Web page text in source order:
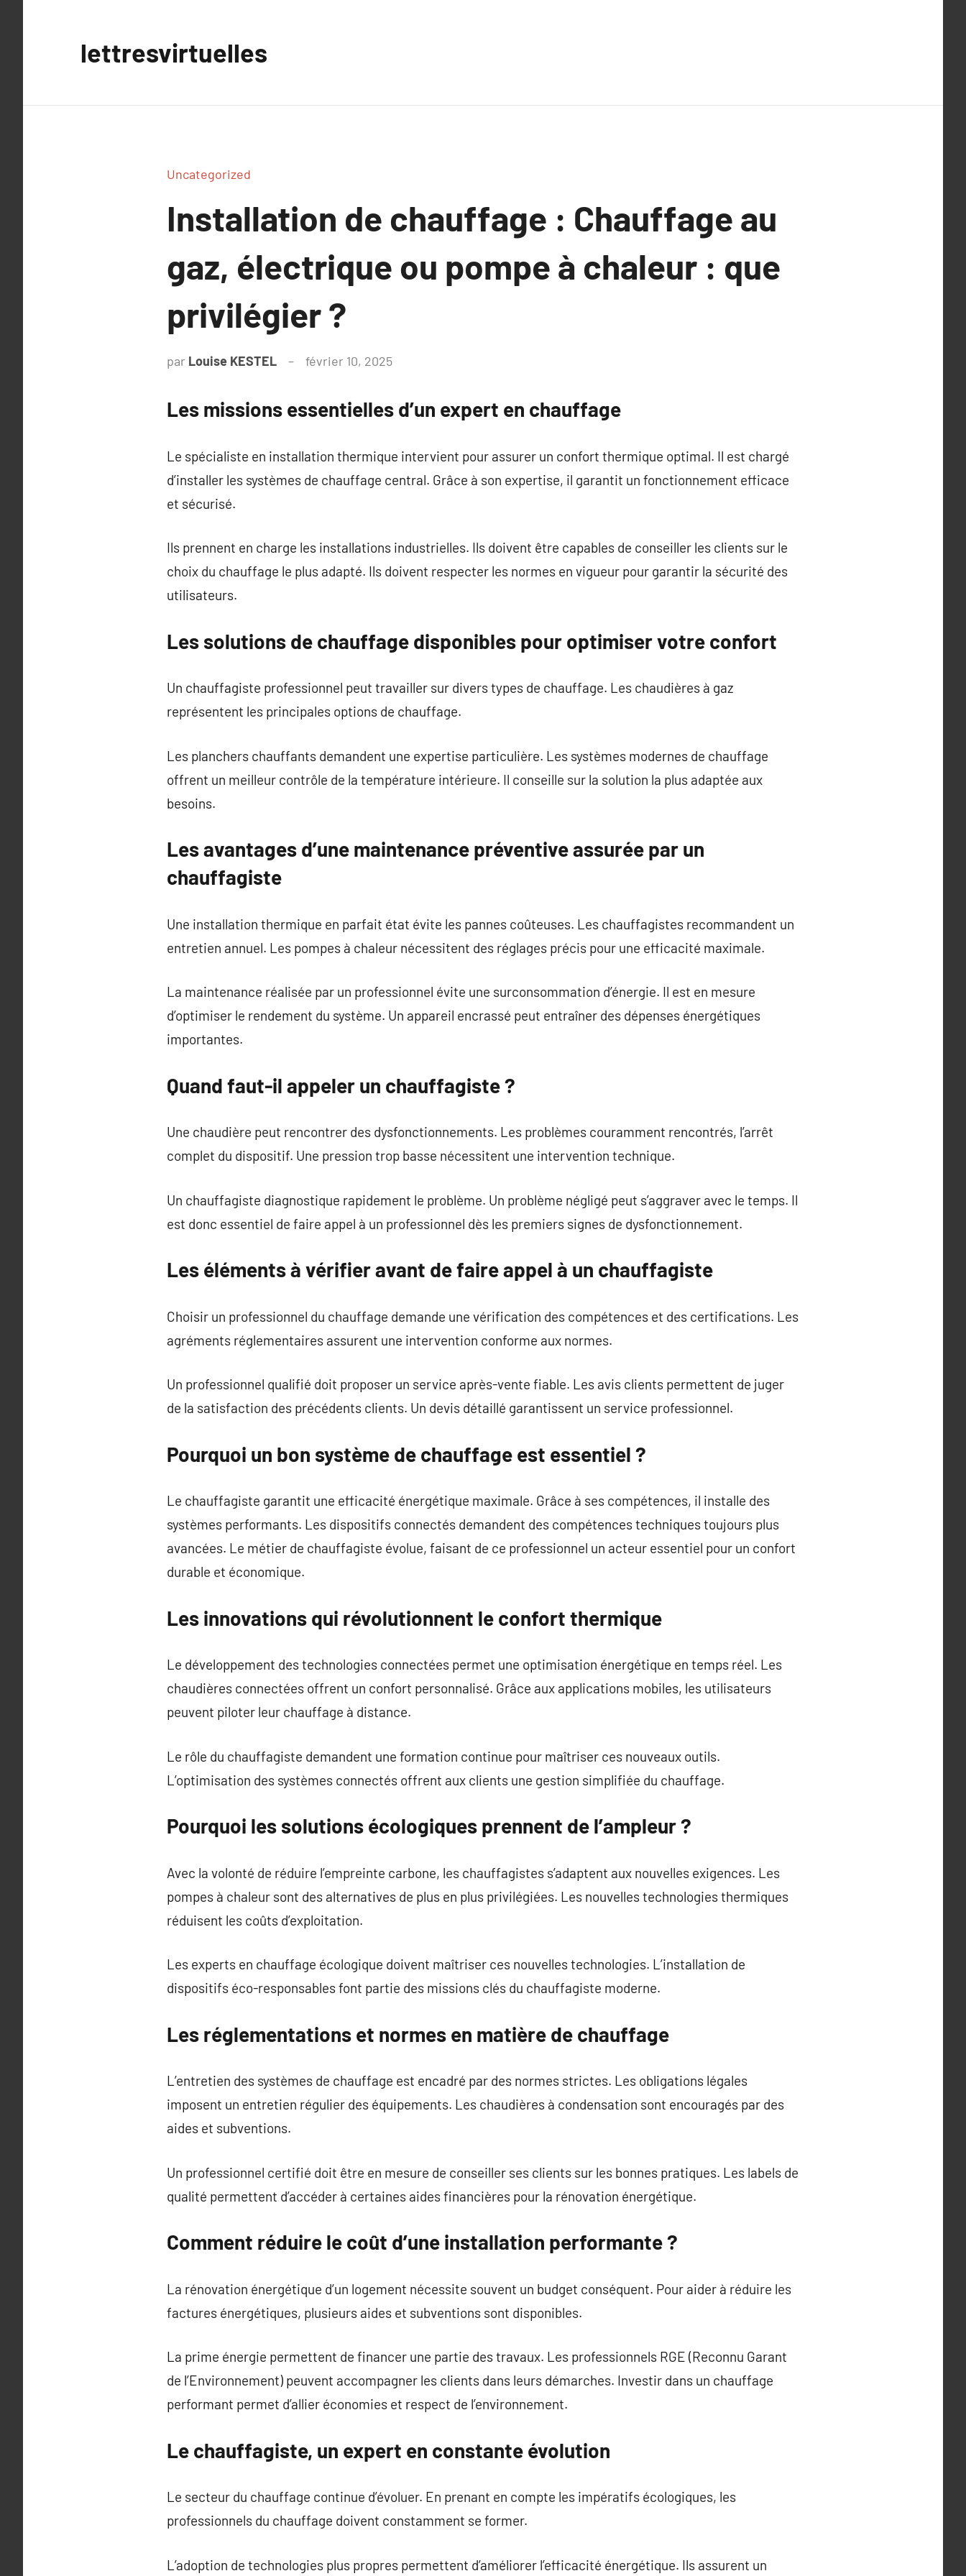
lettresvirtuelles
Uncategorized
Installation de chauffage : Chauffage au
gaz, électrique ou pompe à chaleur : que
privilégier ?
par Louise KESTEL février 10, 2025
Les missions essentielles d’un expert en chauffage
Le spécialiste en installation thermique intervient pour assurer un confort thermique optimal. Il est chargé
d’installer les systèmes de chauffage central. Grâce à son expertise, il garantit un fonctionnement efficace
et sécurisé.
Ils prennent en charge les installations industrielles. Ils doivent être capables de conseiller les clients sur le
choix du chauffage le plus adapté. Ils doivent respecter les normes en vigueur pour garantir la sécurité des
utilisateurs.
Les solutions de chauffage disponibles pour optimiser votre confort
Un chauffagiste professionnel peut travailler sur divers types de chauffage. Les chaudières à gaz
représentent les principales options de chauffage.
Les planchers chauffants demandent une expertise particulière. Les systèmes modernes de chauffage
offrent un meilleur contrôle de la température intérieure. Il conseille sur la solution la plus adaptée aux
besoins.
Les avantages d’une maintenance préventive assurée par un
chauffagiste
Une installation thermique en parfait état évite les pannes coûteuses. Les chauffagistes recommandent un
entretien annuel. Les pompes à chaleur nécessitent des réglages précis pour une efficacité maximale.
La maintenance réalisée par un professionnel évite une surconsommation d’énergie. Il est en mesure
d’optimiser le rendement du système. Un appareil encrassé peut entraîner des dépenses énergétiques
importantes.
Quand faut-il appeler un chauffagiste ?
Une chaudière peut rencontrer des dysfonctionnements. Les problèmes couramment rencontrés, l’arrêt
complet du dispositif. Une pression trop basse nécessitent une intervention technique.
Un chauffagiste diagnostique rapidement le problème. Un problème négligé peut s’aggraver avec le temps. Il
est donc essentiel de faire appel à un professionnel dès les premiers signes de dysfonctionnement.
Les éléments à vérifier avant de faire appel à un chauffagiste
Choisir un professionnel du chauffage demande une vérification des compétences et des certifications. Les
agréments réglementaires assurent une intervention conforme aux normes.
Un professionnel qualifié doit proposer un service après-vente fiable. Les avis clients permettent de juger
de la satisfaction des précédents clients. Un devis détaillé garantissent un service professionnel.
Pourquoi un bon système de chauffage est essentiel ?
Le chauffagiste garantit une efficacité énergétique maximale. Grâce à ses compétences, il installe des
systèmes performants. Les dispositifs connectés demandent des compétences techniques toujours plus
avancées. Le métier de chauffagiste évolue, faisant de ce professionnel un acteur essentiel pour un confort
durable et économique.
Les innovations qui révolutionnent le confort thermique
Le développement des technologies connectées permet une optimisation énergétique en temps réel. Les
chaudières connectées offrent un confort personnalisé. Grâce aux applications mobiles, les utilisateurs
peuvent piloter leur chauffage à distance.
Le rôle du chauffagiste demandent une formation continue pour maîtriser ces nouveaux outils.
L’optimisation des systèmes connectés offrent aux clients une gestion simplifiée du chauffage.
Pourquoi les solutions écologiques prennent de l’ampleur ?
Avec la volonté de réduire l’empreinte carbone, les chauffagistes s’adaptent aux nouvelles exigences. Les
pompes à chaleur sont des alternatives de plus en plus privilégiées. Les nouvelles technologies thermiques
réduisent les coûts d’exploitation.
Les experts en chauffage écologique doivent maîtriser ces nouvelles technologies. L’installation de
dispositifs éco-responsables font partie des missions clés du chauffagiste moderne.
Les réglementations et normes en matière de chauffage
L’entretien des systèmes de chauffage est encadré par des normes strictes. Les obligations légales
imposent un entretien régulier des équipements. Les chaudières à condensation sont encouragés par des
aides et subventions.
Un professionnel certifié doit être en mesure de conseiller ses clients sur les bonnes pratiques. Les labels de
qualité permettent d’accéder à certaines aides financières pour la rénovation énergétique.
Comment réduire le coût d’une installation performante ?
La rénovation énergétique d’un logement nécessite souvent un budget conséquent. Pour aider à réduire les
factures énergétiques, plusieurs aides et subventions sont disponibles.
La prime énergie permettent de financer une partie des travaux. Les professionnels RGE (Reconnu Garant
de l’Environnement) peuvent accompagner les clients dans leurs démarches. Investir dans un chauffage
performant permet d’allier économies et respect de l’environnement.
Le chauffagiste, un expert en constante évolution
Le secteur du chauffage continue d’évoluer. En prenant en compte les impératifs écologiques, les
professionnels du chauffage doivent constamment se former.
L’adoption de technologies plus propres permettent d’améliorer l’efficacité énergétique. Ils assurent un